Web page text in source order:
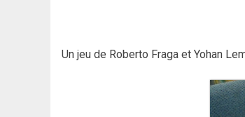
Un jeu de Roberto Fraga et Yohan